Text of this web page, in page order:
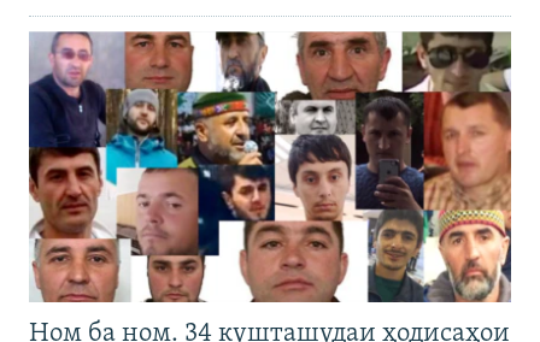
Ном ба ном. 34 кушташудаи ҳодисаҳои